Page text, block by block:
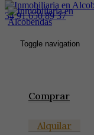
34 91 650 89 37
Toggle navigation
Comprar
Alquilar